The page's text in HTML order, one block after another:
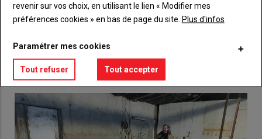
Lien Créez un compte
VOUS AIMEREZ AUSSI
revenir sur vos choix, en utilisant le lien « Modifier mes
préférences cookies » en bas de page du site. Plus d'infos
Paramétrer mes cookies
Tout refuser Tout accepter